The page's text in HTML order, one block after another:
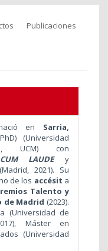
Publicaciones
en Sarria,
(Universidad
UCM) con
CUM LAUDEy
(Madrid, 2021). Su
de los accésit a
Talento y
de Madrid (2023).
(Universidad de
Máster en
(Universidad